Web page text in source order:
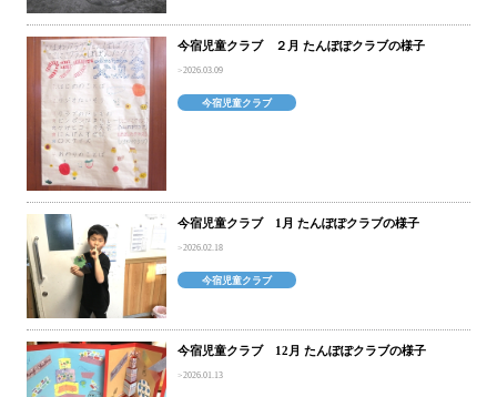
今宿児童クラブ ２月 たんぽぽクラブの様子
2026.03.09
今宿児童クラブ
今宿児童クラブ 1月 たんぽぽクラブの様子
2026.02.18
今宿児童クラブ
今宿児童クラブ 12月 たんぽぽクラブの様子
2026.01.13